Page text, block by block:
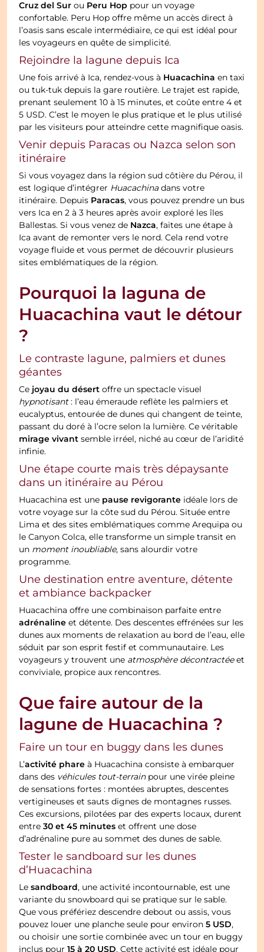
Cruz del Sur ou Peru Hop pour un voyage
confortable. Peru Hop offre même un accès direct à
l’oasis sans escale intermédiaire, ce qui est idéal pour
les voyageurs en quête de simplicité.
Rejoindre la lagune depuis Ica
Une fois arrivé à Ica, rendez-vous à Huacachina en taxi
ou tuk-tuk depuis la gare routière. Le trajet est rapide,
prenant seulement 10 à 15 minutes, et coûte entre 4 et
5 USD. C’est le moyen le plus pratique et le plus utilisé
par les visiteurs pour atteindre cette magnifique oasis.
Venir depuis Paracas ou Nazca selon son
itinéraire
Si vous voyagez dans la région sud côtière du Pérou, il
est logique d’intégrer Huacachinadans votre
itinéraire. Depuis Paracas, vous pouvez prendre un bus
vers Ica en 2 à 3 heures après avoir exploré les îles
Ballestas. Si vous venez de Nazca, faites une étape à
Ica avant de remonter vers le nord. Cela rend votre
voyage fluide et vous permet de découvrir plusieurs
sites emblématiques de la région.
Pourquoi la laguna de
Huacachina vaut le détour
?
Le contraste lagune, palmiers et dunes
géantes
Cejoyau du désert offre un spectacle visuel
hypnotisant: l’eau émeraude reflète les palmiers et
eucalyptus, entourée de dunes qui changent de teinte,
passant du doré à l’ocre selon la lumière. Ce véritable
mirage vivant semble irréel, niché au cœur de l’aridité
infinie.
Une étape courte mais très dépaysante
dans un itinéraire au Pérou
Huacachina est une pause revigorante idéale lors de
votre voyage sur la côte sud du Pérou. Située entre
Lima et des sites emblématiques comme Arequipa ou
le Canyon Colca, elle transforme un simple transit en
un moment inoubliable, sans alourdir votre
programme.
Une destination entre aventure, détente
et ambiance backpacker
Huacachina offre une combinaison parfaite entre
adrénaline et détente. Des descentes effrénées sur les
dunes aux moments de relaxation au bord de l’eau, elle
séduit par son esprit festif et communautaire. Les
voyageurs y trouvent une atmosphère décontractéeet
conviviale, propice aux rencontres.
Que faire autour de la
lagune de Huacachina ?
Faire un tour en buggy dans les dunes
L’activité phare à Huacachina consiste à embarquer
dans des véhicules tout-terrainpour une virée pleine
de sensations fortes : montées abruptes, descentes
vertigineuses et sauts dignes de montagnes russes.
Ces excursions, pilotées par des experts locaux, durent
entre30 et 45 minutes et offrent une dose
d’adrénaline pure au sommet des dunes de sable.
Tester le sandboard sur les dunes
d’Huacachina
Lesandboard, une activité incontournable, est une
variante du snowboard qui se pratique sur le sable.
Que vous préfériez descendre debout ou assis, vous
pouvez louer une planche seule pour environ5 USD,
ou choisir une sortie combinée avec un tour en buggy